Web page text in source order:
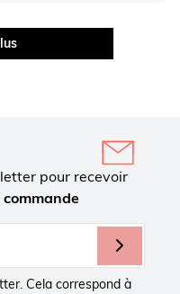
pour recevoir
Cela correspond à